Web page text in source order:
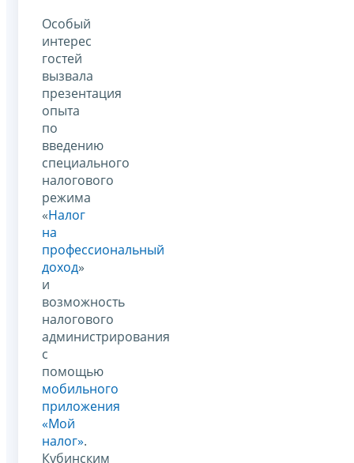
Особый
интерес
гостей
вызвала
презентация
опыта
по
введению
специального
налогового
режима
«Налог
на
профессиональный
доход»
и
возможность
налогового
администрирования
с
помощью
мобильного
приложения
«Мой
налог».
Кубинским